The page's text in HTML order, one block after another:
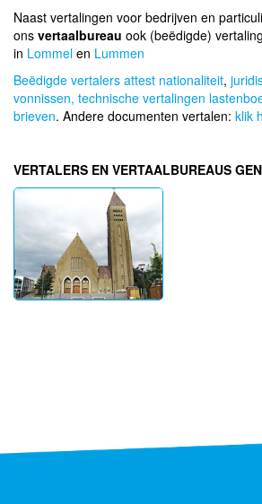
Naast vertalingen voor bedrijven en
ons vertaalbureau ook (beëdigde)
in Lommel en Lummen
Beëdigde vertalers attest nationaliteit,
vonnissen, technische vertalingen
brieven. Andere documenten vertalen: klik
VERTALERS EN VERTAALBUREAUS